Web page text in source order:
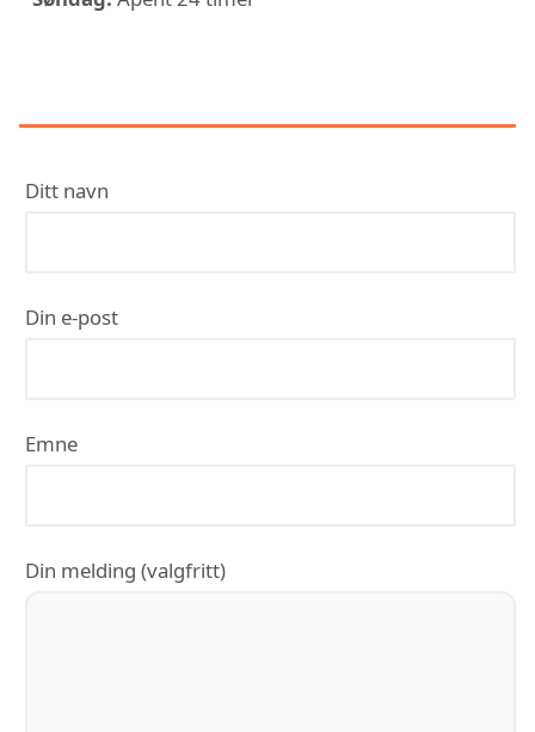
Ditt navn
Din e-post
Emne
Din melding (valgfritt)